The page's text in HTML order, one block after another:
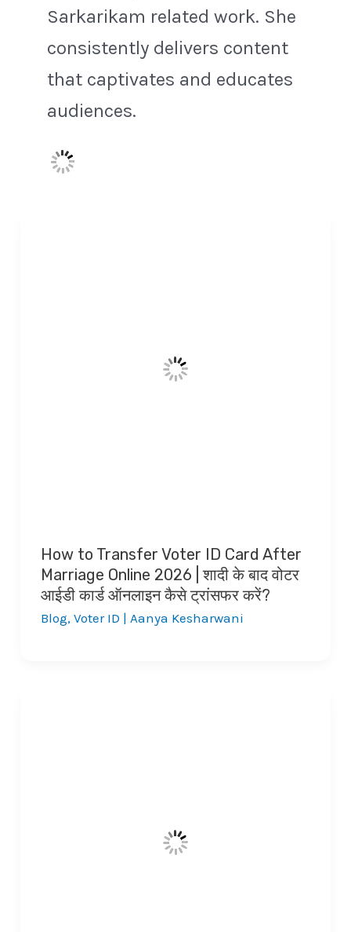
Sarkarikam related work. She
consistently delivers content
that captivates and educates
audiences.
How to Transfer Voter ID Card After
Marriage Online 2026 | शादी के बाद वोटर
आईडी कार्ड ऑनलाइन कैसे ट्रांसफर करें?
Blog, Voter ID | Aanya Kesharwani